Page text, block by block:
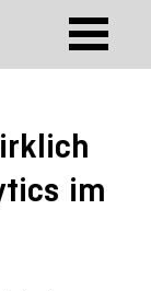
im